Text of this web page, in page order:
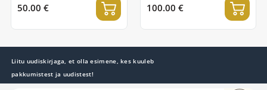
50.00 € 100.00 €
Liitu uudiskirjaga, et olla esimene, kes kuuleb
pakkumistest ja uudistest!